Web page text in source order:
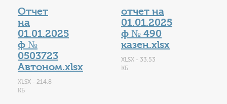
ГЕРОИ Z
КАТАЛОГ УСЛУГ
СЛУЖБА ПО КОНТРАКТУ
Отчет
на
01.01.2025
ф №
0503723
Автоном.xlsx
XLSX - 214.8
КБ
отчет на
01.01.2025
ф № 490
казен.xlsx
XLSX - 33.53
КБ